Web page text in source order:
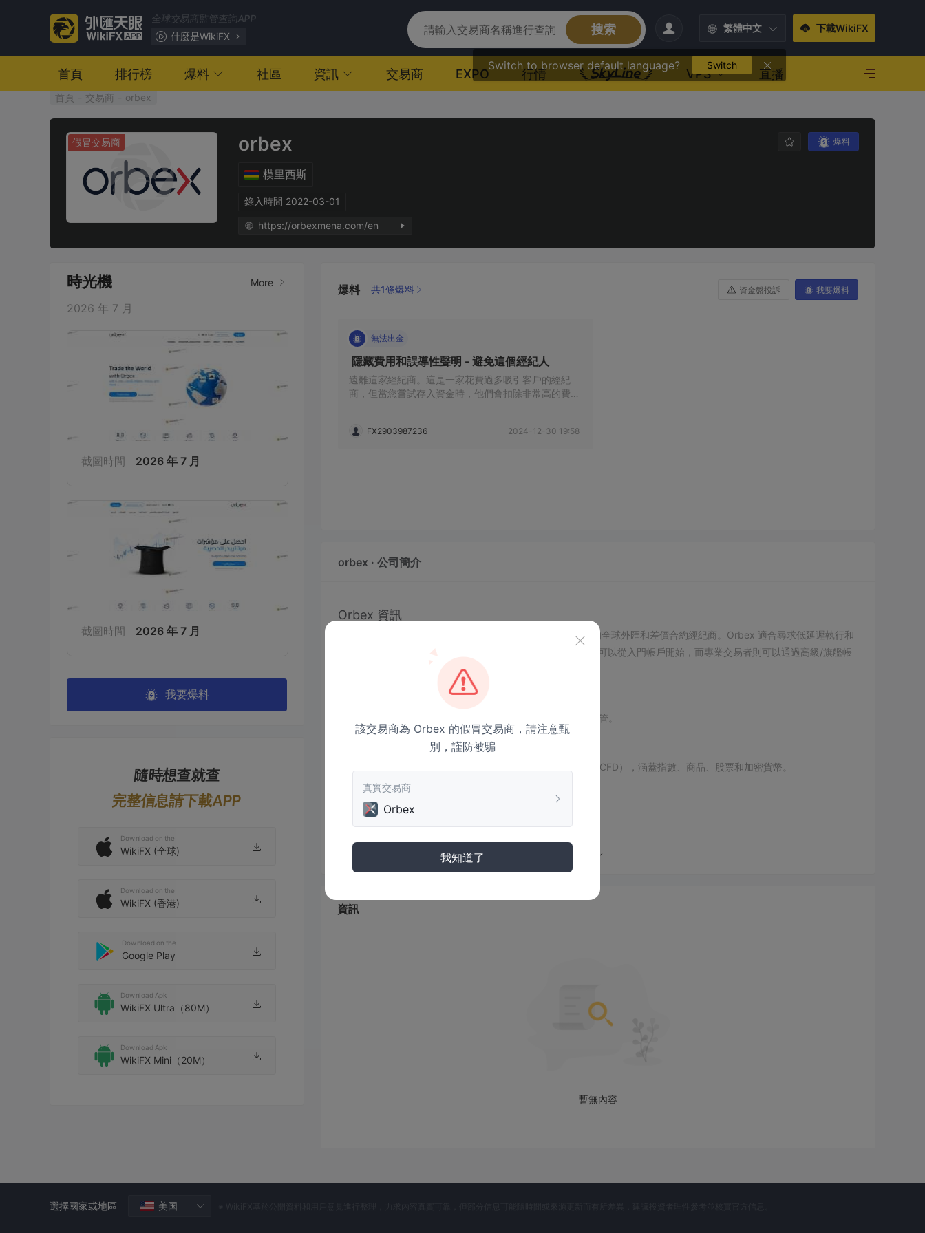
全球交易商監管查詢APP
什麼是WikiFX
搜索 繁體中文
Switch to browser default language? Switch
下載WikiFX
首頁 排行榜 爆料 社區 資訊 交易商 EXPO 行情 VPS 直播
首頁 - 交易商 - orbex
假冒交易商 orbex
模里西斯
錄入時間 2022-03-01
https://orbexmena.com/en
爆料
時光機 More
2026 年 7 月
截圖時間 2026 年 7 月
截圖時間 2026 年 7 月
我要爆料
隨時想查就查
完整信息請下載APP
Download on the
WikiFX (全球)
Download on the
WikiFX (香港)
Download on the
Google Play
Download Apk
WikiFX Ultra（80M）
Download Apk
WikiFX Mini（20M）
爆料 共1條爆料 資金盤投訴 我要爆料
無法出金
遠離這家經紀商。這是一家花費過多吸引客戶的經紀
商，但當您嘗試存入資金時，他們會扣除非常高的費
高，完全與他們廣告中的虛假宣稱相反。
FX2903987236 2024-12-30 19:58
orbex · 公司簡介
Orbex 資訊
Orbex 是一家提供多元資產交易服務並支援 MT4/MT5 平台的全球外匯和差價合約經紀商。Orbex 適合尋求低延遲執行和
高槓桿的交易者，尤其擅長技術工具和資金安全。新手交易者可以從入門帳戶開始，而專業交易者則可以通過高級/旗艦帳
Orbex 是否合法？
合法且合規。Orbex 獲得FSA頒發的SD110牌照，受到離岸監管。
Orbex 可以交易什麼？
Orbex 提供超過400種交易工具。其中包括外匯和差價合約（CFD），涵蓋指數、商品、股票和加密貨幣。
帳戶類型
此外，還提供無掉期利息的帳戶（需要宗教證明）。
Orbex 費用
Orbex 的點差和佣金取決於帳戶類型。例如，在入門帳戶中，主要貨幣對的點差為1.5點（例如，EURUSD），並無佣金。
如，EURGBP）。佣金為高級帳戶每手8美元，終極帳戶每手5美元。
機應用程式註冊、設置和管理其交易帳戶，該應用程式可在App Store和Google Play上下載。
資訊
暫無內容
該交易商為 Orbex 的假冒交易商，請注意甄
別，謹防被騙
真實交易商
Orbex
我知道了
選擇國家或地區 美国